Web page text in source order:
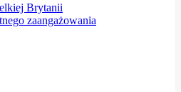
Brytanii
zaangażowania